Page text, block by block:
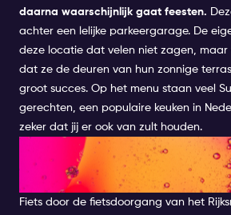
daarna waarschijnlijk gaat feesten.
achter een lelijke parkeergarage. De
deze locatie dat velen niet zagen,
dat ze de deuren van hun zonnige
groot succes. Op het menu staan veel
gerechten, een populaire keuken in
zeker dat jij er ook van zult houden.
EEN BEETJE
OP HET
Fiets door de fietsdoorgang van het